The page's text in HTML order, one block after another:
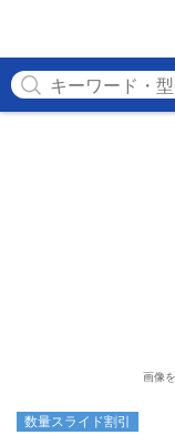
画像
数量スライド割引